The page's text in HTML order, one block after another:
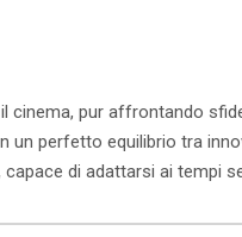
cinema, pur affrontando
perfetto equilibrio tra
di adattarsi ai tempi